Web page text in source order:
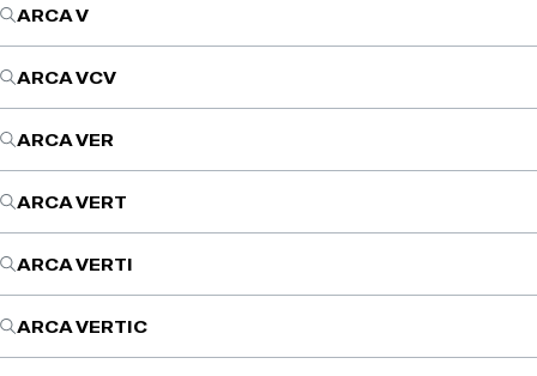
ARCA V
ARCA VCV
ARCA VER
ARCA VERT
ARCA VERTI
ARCA VERTIC